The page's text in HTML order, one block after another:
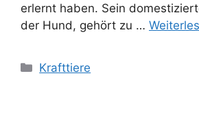
erlernt haben. Sein
der Hund, gehört zu …
Kategorien
Krafttiere